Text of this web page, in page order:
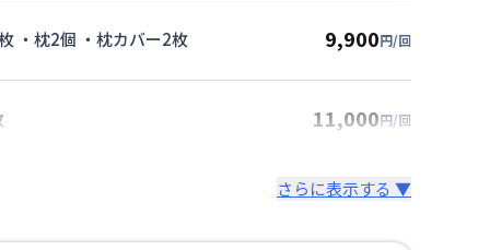
・枕2個 ・枕カバー2枚 9,900円/回
11,000円/回
さらに表示する ▼